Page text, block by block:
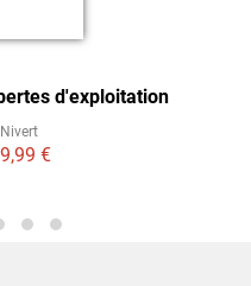
d'exploitation
€